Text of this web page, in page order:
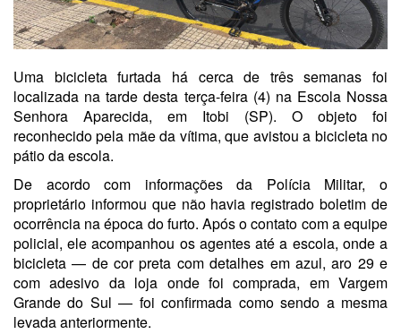
Uma bicicleta furtada há cerca de três semanas foi
localizada na tarde desta terça-feira (4) na Escola Nossa
Senhora Aparecida, em Itobi (SP). O objeto foi
reconhecido pela mãe da vítima, que avistou a bicicleta no
pátio da escola.
De acordo com informações da Polícia Militar, o
proprietário informou que não havia registrado boletim de
ocorrência na época do furto. Após o contato com a equipe
policial, ele acompanhou os agentes até a escola, onde a
bicicleta — de cor preta com detalhes em azul, aro 29 e
com adesivo da loja onde foi comprada, em Vargem
Grande do Sul — foi confirmada como sendo a mesma
levada anteriormente.